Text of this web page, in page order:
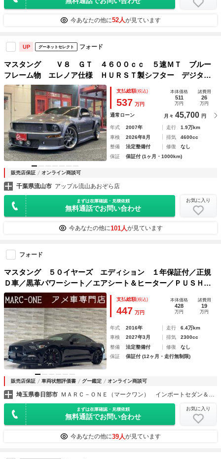
今あなたの他に52人が見ています
UP グーネットセレクト フォード
マスタング Ｖ８ ＧＴ ４６００ｃｃ ５速ＭＴ ブルー
フレーム物 エレノア仕様 ＨＵＲＳＴ製シフター デジタル
インナーミラー バックカメラ ２０インチＡＷ ＥＴＣ ス
ペアキー 社外オーディオ
支払総額(税込)
537 万円
本体価格
511
万円
諸費用
26
万円
通常ローン 月々 45,700 円
年式 2007年 走行
1.9万km
車検
2026年8月 排気
4600cc
整備
法定整備付 修復
なし
保証
保証付 (1ヶ月・1000km)
販売店保証 オンライン商談可
千葉県流山市 アップル流山あおぞら店
まずは在庫確認・見積依頼
無料通話でお問い合わせ
お気に入り
今あなたの他に101人が見ています
フォード
マスタング ５０イヤーズ エディション １年保証付／正規
Ｄ車／黒革パワーシート／エアシート＆ヒーター／ＰＵＳＨス
タート／リアソナー／ＥＴＣ／Ｂｌｕｅｔｏｏｔｈ＆ＵＳＢ／
後カメラ／社外２０インチＡＷ／社外ウイング＆エアロ／Ｂｏ
ｒｌａマフラー
支払総額(税込)
447 万円
本体価格
428
万円
諸費用
19
万円
年式 2016年 走行
6.4万km
車検
2027年3月 排気
2300cc
整備
法定整備付 修復
なし
保証
保証付 (12ヶ月・走行無制限)
販売店保証 車両状態評価書 グー鑑定 オンライン商談可
埼玉県春日部市 ＭＡＲＣ－ＯＮＥ（マークワン） インポートセダン＆クーペ
まずは在庫確認・見積依頼
無料通話でお問い合わせ
お気に入り
今あなたの他に39人が見ています